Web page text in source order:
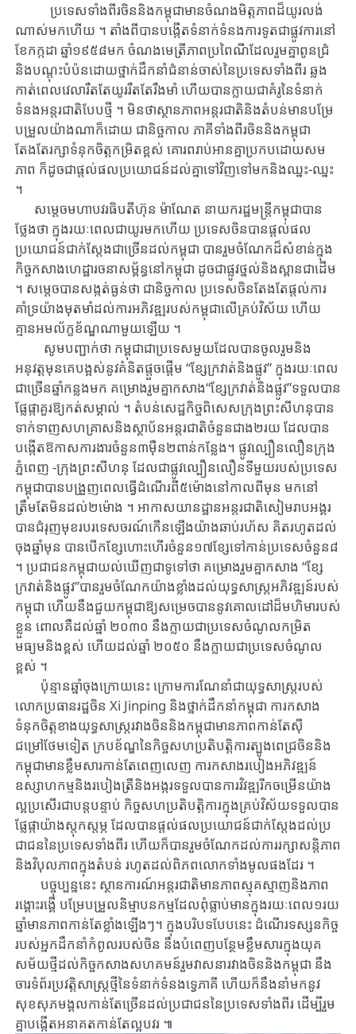
ប្រទេស​ទាំង​ពីរ​ចិននិង​កម្ពុជា​មាន​ចំណង​មិត្ត​ភាពដ៏​យូរ​លង់​​​
ណាស់​មក​ហើយ​ ។ តាំង​ពី​បាន​បង្កើត​ទំនាក់ទំនង​ការ​ទូត​ជា​ផ្លូវ​ការ​នៅ​
ខែ​កក្កដា ឆ្នាំ​១៩៥៨មក​ ចំណង​មេ​ត្រី​ភាព​ប្រពៃណី​ដែល​រួមគ្នាពូនជ្រំ
និងបណ្តុះបំប៉នដោយថ្នាក់ដឹកនាំជំនាន់ចាស់នៃប្រទេសទាំងពីរ​ ឆ្លង​
កាត់​ពេលវេលា​រឹតតែ​យូរ​រឹត​តែ​រឹងមាំ ហើយ​បាន​ក្លាយជា​គំរូ​នៃ​ទំនាក់
ទំនង​អន្តរជាតិ​បែប​ថ្មី​ ។ មិន​ថាស្ថានភាព​អន្តរជាតិ​និ​ងតំបន់មាន​បម្រែ
បម្រួល​យ៉ាង​ណាក៏​ដោយ ជា​និច្ច​កាល​ ភាគី​ទាំង​ពីរ​ចិននិង​កម្ពុជា​
តែងតែ​រក្សា​ទំនុក​ចិត្ត​កម្រិត​ខ្ពស់ គោរព​រាប់​អាន​គ្នា​ប្រកប​ដោយ​សម​
ភាព ក៏ដូចជា​​ផ្តល់​ផល​ប្រយោជន៍​ដល់​គ្នា​ទៅវិញទៅមក​និង​​ឈ្នះ-ឈ្នះ
។
សម្តេចមហាបវរធិបតីហ៊ុន ម៉ាណែត នាយករដ្ឋមន្ត្រីកម្ពុជាបាន​
ថ្លែង​ថា ក្នុង​រយៈពេល​ជា​យូរមកហើយ​ ប្រទេស​ចិន​បាន​ផ្តល់​ផល
ប្រយោជន៍ជាក់ស្តែង​ជាច្រើន​ដល់​កម្ពុជា បាន​រួម​ចំ​ណែក​ដ៏សំខាន់​ក្នុង​
កិច្ច​កសាង​ហេដ្ឋា​រចនា​សម័្ពន្ធ​នៅកម្ពុជា ដូចជា​ផ្លូវ​ថ្នល់និង​ស្ពាន​ជា​ដើម​
។ សម្តេចបាន​សង្កត់​ធ្ងន់​ថា ជានិច្ច​កាល ប្រទេស​ចិន​តែងតែ​​ផ្តល់​ការ​
គាំទ្រ​យ៉ាង​មុត​មាំ​ដល់​ការ​អភិវឌ្ឍ​របស់កម្ពុជា​លើ​គ្រប់វិស័យ​ ហើយ​
គ្មាន​អមល័ក្ខខ័ណ្ឌណាមួយឡើយ ។
សូម​បញ្ជាក់ថា កម្ពុជា​ជា​ប្រទេស​មួយ​ដែល​បាន​ចូល​រួមនិង​
អនុវត្ត​មុនគេ​បង្អស់​នូវ​គំនិត​ផ្តួច​ផ្តើម​ “ខ្សែ​ក្រវាត់​និ​ង​ផ្លូវ​” ក្នុ​ងរយៈពេល​
ជា​ច្រើន​ឆ្នាំ​កន្ល​ងម​ក​ គម្រោងរួម​គ្នា​​កសាង​“ខ្សែ​ក្រវាត់និងផ្លូវ​”ទទួល​បាន
ផ្លែ​ផ្កា​គួរ​ឱ្យ​​កត់​សម្គាល់ ។ តំបន់​សេដ្ឋកិច្ច​ពិសេស​ក្រុង​ព្រះ​សី​ហ​នុ​បាន​
ទាក់ទាញ​សហគ្រាស​និង​ស្ថាប័ន​អន្តរជាតិ​ចំនួនជាង​២រយ​ ដែល​​បាន​
បង្កើត​ឱ​កា​ស​ការងារ​ចំនួន​៣ម៉ឺន​២​ពាន់កន្លែង។ ផ្លូវល្បឿនលឿនក្រុង
ភ្នំពេញ -ក្រុងព្រះសីហនុ ដែល​ជា​ផ្លូវ​ល្បឿនលឿន​ទីមួយ​របស់ប្រទេស​
កម្ពុជា​បាន​បង្រួញពេលធ្វើ​ដំណើរ​ពី៥ម៉ោង​នៅ​កាល​ពីមុន​ មកនៅ
ត្រឹមតែ​មិន​ដល់​២ម៉ោង​ ។ អាកាសយានដ្ឋាន​អន្តរជាតិ​សៀមរាប​អង្គរ​
បាន​ជំរុញ​មុខ​របរទេសចរណ៍​កើន​ឡើង​យ៉ាង​ឆាប់រហ័ស គិត​រហូត​ដល់​
ចុង​ឆ្នាំ​មុន​ បាន​បើក​ខ្សែ​ហោះហើរ​ចំនួន​១៧ខ្សែ​ទៅកាន់ប្រទេសចំនួន​៨
។ ប្រជាជន​កម្ពុជា​យល់ឃើញជា​ទូ​ទៅ​ថា​ គម្រោង​រួម​គ្នា​កសាង​ “ខ្សែ​
ក្រវាត់និងផ្លូវ​”បាន​រួម​ចំណែក​យ៉ាង​ខ្លាំង​ដល់​យុទ្ធសាស្ត្រ​អភិ​វឌ្ឍ​ន៍​របស់
កម្ពុជា ហើយ​នឹង​ជួយកម្ពុជាឱ្យសម្រេចបាននូវគោលដៅដ៏មហិមារបស់
ខ្លួន ពោល​គឺដល់ឆ្នាំ ២០៣០ នឹងក្លាយជាប្រទេសចំណូលកម្រិត
មធ្យមនិងខ្ពស់ ហើយដល់ឆ្នាំ ២០​៥០ នឹងក្លាយជាប្រទេសចំណូល
ខ្ពស់ ។
ប៉ុន្មានឆ្នាំ​ចុង​ក្រោយ​នេះ ក្រោម​ការ​ណែនាំ​ជា​យុទ្ធសាស្ត្រ​របស់​
លោកប្រធាន​រដ្ឋ​ចិន​ Xi Jin​ping និង​ថ្នាក់​​ដឹកនាំ​កម្ពុជា ការ​កសាង​
ទំនុកចិត្តខាង​យុទ្ធសាស្ត្រ​រវាង​ចិននិង​កម្ពុជា​មាន​ភាព​កាន់តែស៊ី
ជម្រៅថែមទៀត ក្របខ័ណ្ឌនៃកិច្ចសហប្រតិបត្តិការត្បូងពេជ្រចិននិង
កម្ពុជា​មាន​ខ្លឹមសារ​កាន់តែ​ពេញលេញ ការកសាង​របៀងអភិវឌ្ឍន៍​
ឧស្សាហកម្ម​និងរបៀង​ត្រី​និង​អង្ករ​ទទួលបានការ​វិវឌ្ឍរីកចម្រើនយ៉ាង
ល្អប្រសើរជា​បន្ត​បន្ទាប់ កិច្ច​សហប្រតិបតិ្តកា​រក្នុង​គ្រប់​វិស័យ​ទទួល​បាន​
ផ្លែ​ផ្កា​​យ៉ាង​ស្តុកស្តម្ភ ដែល​បាន​ផ្តល់​ផលប្រយោជន៍​ជាក់ស្តែង​ដល់​ប្រ​
ជា​ជន​នៃ​ប្រទេស​ទាំង​ពីរ ហើយក៏បានរួមចំណែក​ដល់​ការ​រក្សា​សន្តិភាព
និង​វិបុលភាព​ក្នុង​តំបន់​ រហូត​ដល់​ពិភពលោកទាំងមូល​ផងដែរ ។
បច្ចុប្បន្ន​នេះ ស្ថានការណ៍​អន្តរជាតិ​មានភាពស្មុគស្មាញនិងភាព
រង្គោះរង្គើ បម្រែ​បម្រួ​ល​និម្មាបនកម្មដែលពុំធ្លាប់មានក្នុងរយៈពេល១រយ
ឆ្នាំមានភាពកាន់តែខ្លាំងឡើងៗ។ ក្នុង​បរិ​បទ​បែប​នេះ ដំណើរ​ទស្សនកិច្ច​
របស់អ្នក​ដឹក​នាំ​កំពូល​របស់ចិន​ នឹង​បំពេញបន្ថែម​ខ្លឹម​សារ​ក្នុង​យុគ
សម័យថ្មីដល់​កិច្ច​កសាង​សហគមន៍រួម​វាសនា​រវាង​ចិននិង​កម្ពុជា នឹង​
ចារ​ទំព័រ​ប្រវតិ្ត​សា​ស្ត្រ​ថី្មនៃទំនាក់ទំនង​ទ្វេភាគី ហើយក៏​នឹង​នាំ​មក​នូវ​
សុខសុភមង្គលកាន់តែច្រើន​ដល់​ប្រ​ជា​ជននៃប្រទេសទាំងពីរ ដើម្បី​រួម​
គ្នា​បង្កើត​អនាគត​កាន់តែល្អបវរ ៕